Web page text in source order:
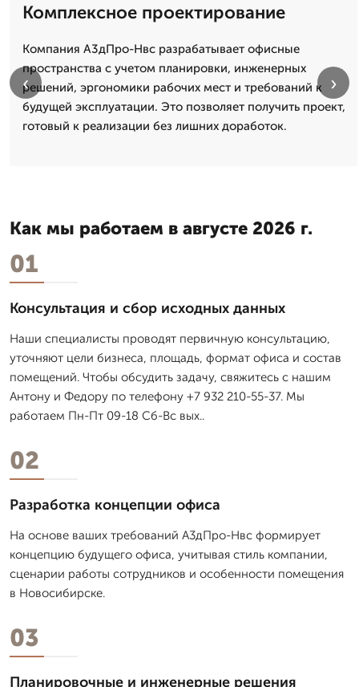
Комплексное проектирование
Компания А3дПро-Нвс разрабатывает офисные
пространства с учетом планировки, инженерных
решений, эргономики рабочих мест и требований к
будущей эксплуатации. Это позволяет получить проект,
готовый к реализации без лишних доработок.
‹ ›
Как мы работаем в августе 2026 г.
01
Консультация и сбор исходных данных
Наши специалисты проводят первичную консультацию,
уточняют цели бизнеса, площадь, формат офиса и состав
помещений. Чтобы обсудить задачу, свяжитесь с нашим
Антону и Федору по телефону +7 932 210-55-37. Мы
работаем Пн-Пт 09-18 Сб-Вс вых..
02
Разработка концепции офиса
На основе ваших требований А3дПро-Нвс формирует
концепцию будущего офиса, учитывая стиль компании,
сценарии работы сотрудников и особенности помещения
в Новосибирске.
03
Планировочные и инженерные решения